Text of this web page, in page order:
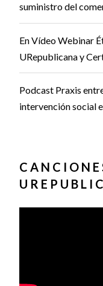
suministro del
En Vídeo Webinar
URepublicana y
Podcast Praxis
intervención social